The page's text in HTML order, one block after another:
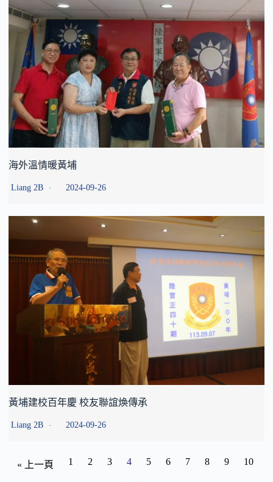
海外溫情暖黃埔
Liang 2B 2024-09-26
黃埔建校百年慶 校友聯誼煥傳承
Liang 2B 2024-09-26
« 上一頁 1 2 3 4 5 6 7 8 9 10